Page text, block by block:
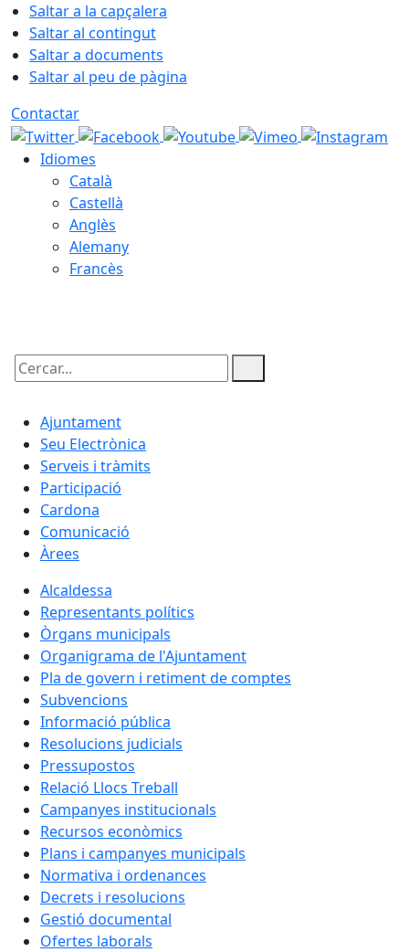
Saltar a la capçalera
Saltar al contingut
Saltar a documents
Saltar al peu de pàgina
Contactar
Idiomes
Català
Castellà
Anglès
Alemany
Francès
Cercar:
Ajuntament
Seu Electrònica
Serveis i tràmits
Participació
Cardona
Comunicació
Àrees
Alcaldessa
Representants polítics
Òrgans municipals
Organigrama de l'Ajuntament
Pla de govern i retiment de comptes
Subvencions
Informació pública
Resolucions judicials
Pressupostos
Relació Llocs Treball
Campanyes institucionals
Recursos econòmics
Plans i campanyes municipals
Normativa i ordenances
Decrets i resolucions
Gestió documental
Ofertes laborals